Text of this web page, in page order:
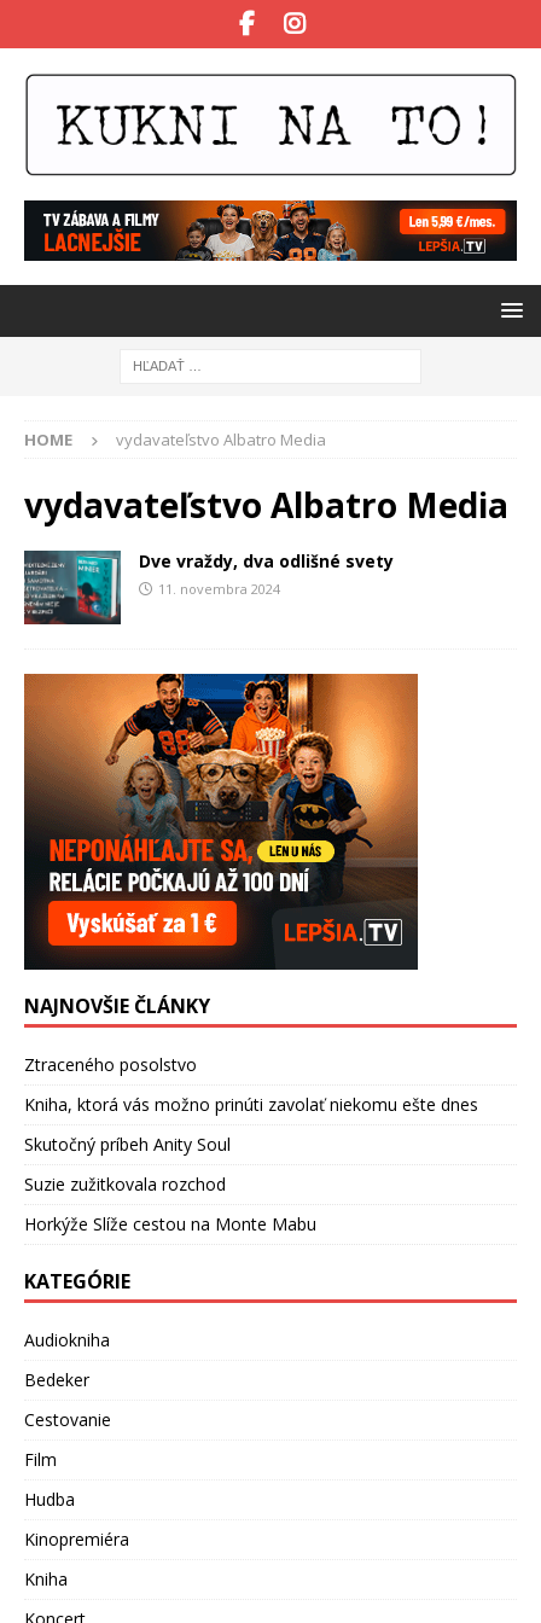
HOME vydavateľstvo Albatro Media
vydavateľstvo Albatro Media
Dve vraždy, dva odlišné svety
11. novembra 2024
NAJNOVŠIE ČLÁNKY
Ztraceného posolstvo
Kniha, ktorá vás možno prinúti zavolať niekomu ešte dnes
Skutočný príbeh Anity Soul
Suzie zužitkovala rozchod
Horkýže Slíže cestou na Monte Mabu
KATEGÓRIE
Audiokniha
Bedeker
Cestovanie
Film
Hudba
Kinopremiéra
Kniha
Koncert